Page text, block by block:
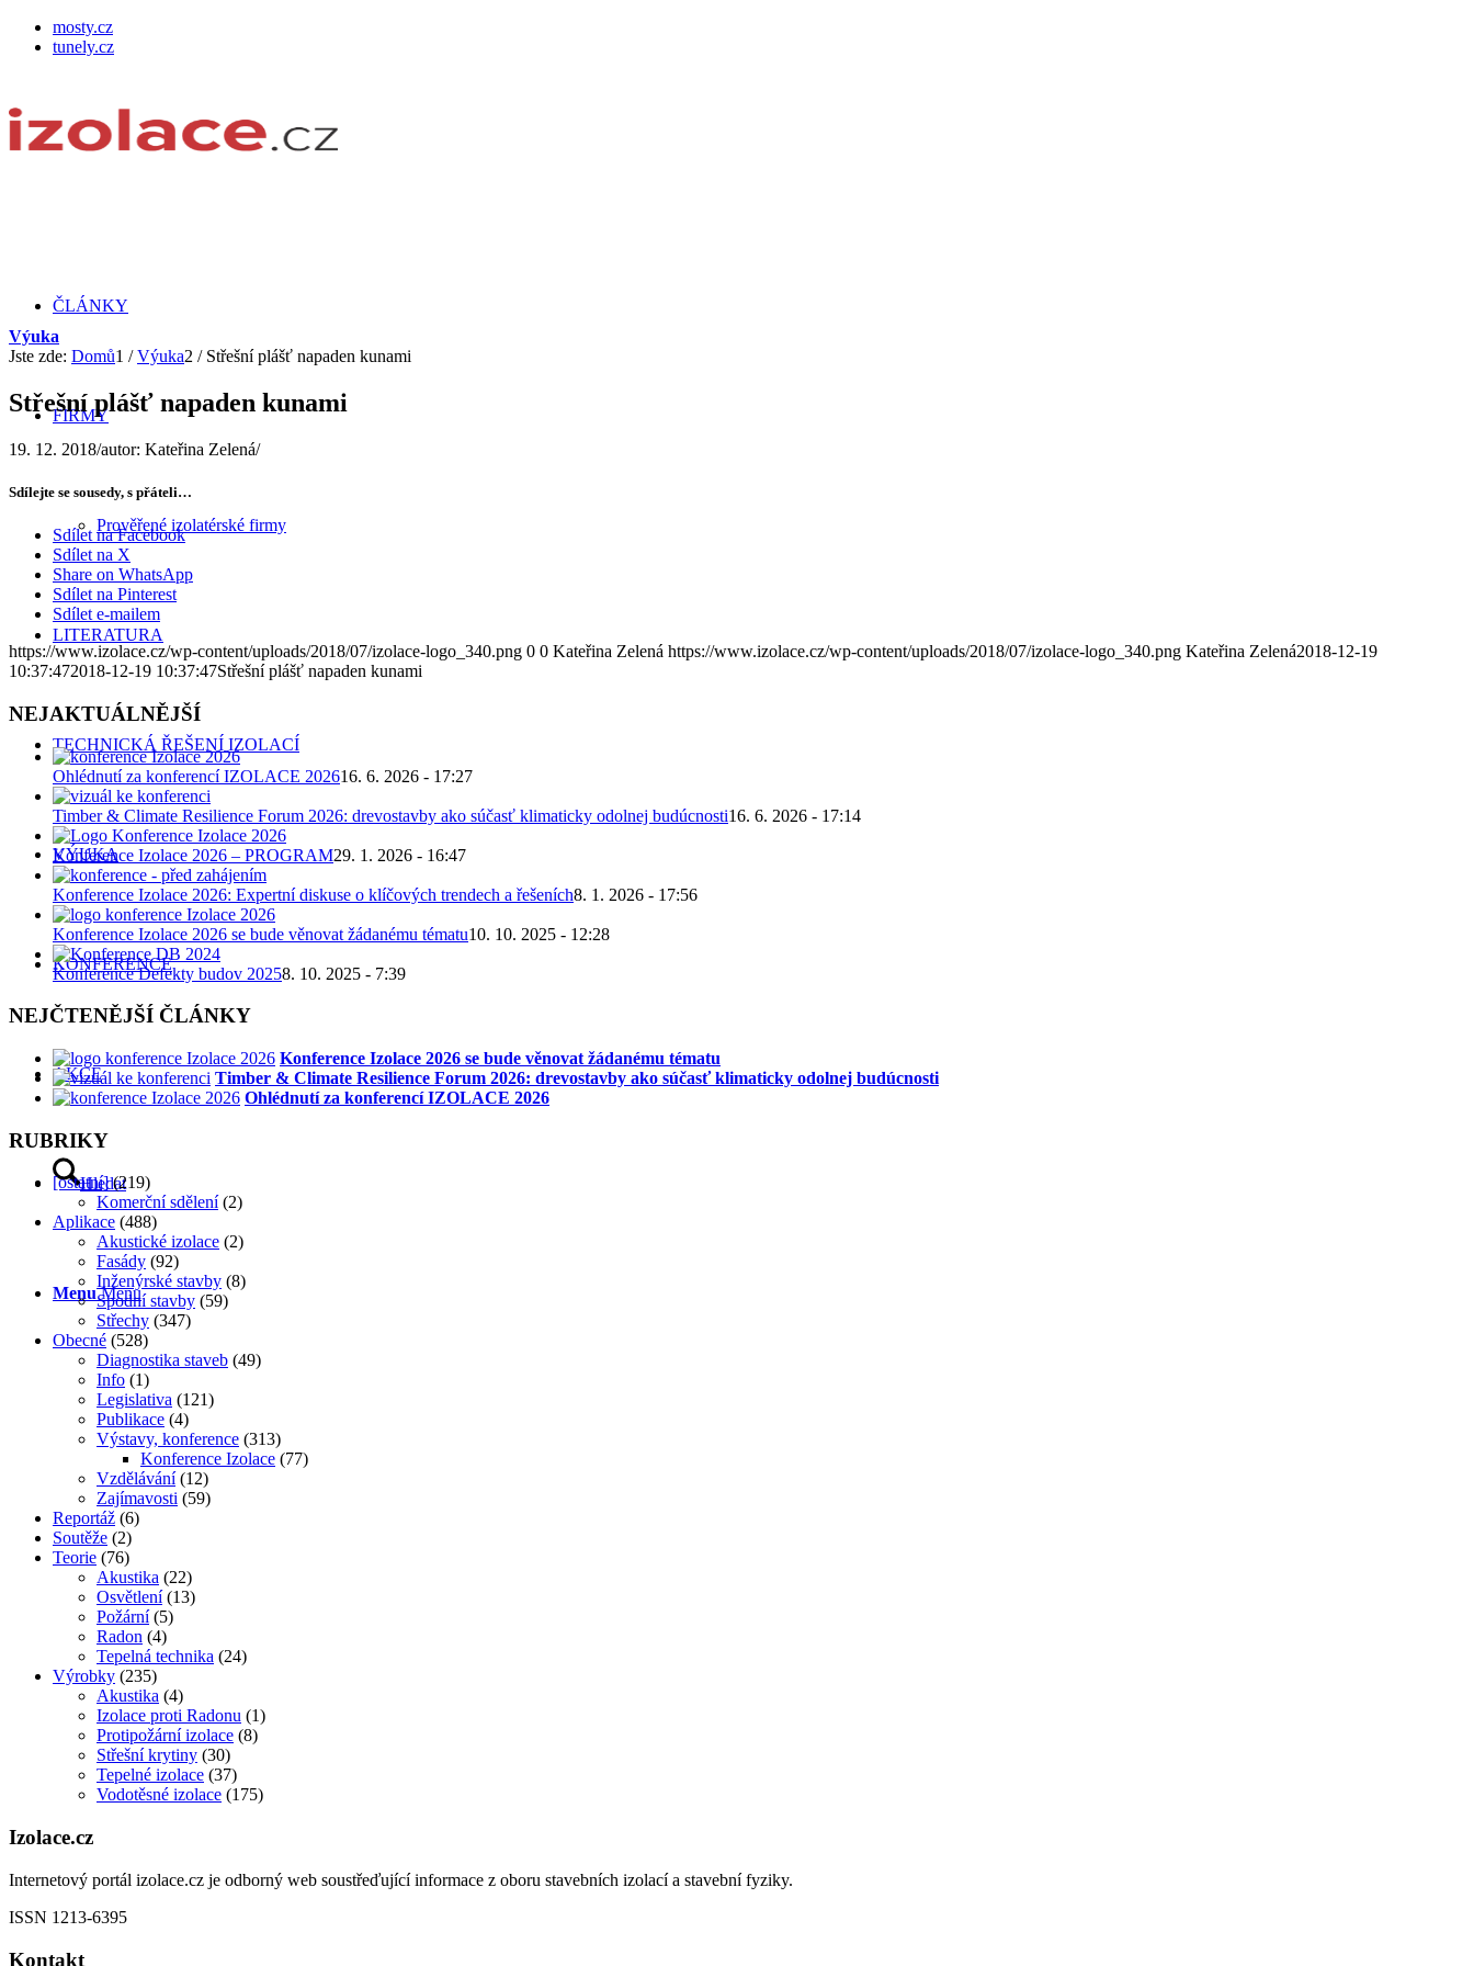
mosty.cz
tunely.cz
ČLÁNKY
FIRMY
Prověřené izolatérské firmy
LITERATURA
TECHNICKÁ ŘEŠENÍ IZOLACÍ
VÝUKA
KONFERENCE
AKCE
Hledat
Menu Menu
Výuka
Jste zde: Domů1 / Výuka2 / Střešní plášť napaden kunami
Střešní plášť napaden kunami
19. 12. 2018/autor: Kateřina Zelená/
Sdílejte se sousedy, s přáteli…
Sdílet na Facebook
Sdílet na X
Share on WhatsApp
Sdílet na Pinterest
Sdílet e-mailem
https://www.izolace.cz/wp-content/uploads/2018/07/izolace-logo_340.png 0 0 Kateřina Zelená https://www.izolace.cz/wp-content/uploads/2018/07/izolace-logo_340.png Kateřina Zelená2018-12-19
10:37:472018-12-19 10:37:47Střešní plášť napaden kunami
NEJAKTUÁLNĚJŠÍ
Ohlédnutí za konferencí IZOLACE 202616. 6. 2026 - 17:27
Timber & Climate Resilience Forum 2026: drevostavby ako súčasť klimaticky odolnej budúcnosti16. 6. 2026 - 17:14
Konference Izolace 2026 – PROGRAM29. 1. 2026 - 16:47
Konference Izolace 2026: Expertní diskuse o klíčových trendech a řešeních8. 1. 2026 - 17:56
Konference Izolace 2026 se bude věnovat žádanému tématu10. 10. 2025 - 12:28
Konference Defekty budov 20258. 10. 2025 - 7:39
NEJČTENĚJŠÍ ČLÁNKY
Konference Izolace 2026 se bude věnovat žádanému tématu
Timber & Climate Resilience Forum 2026: drevostavby ako súčasť klimaticky odolnej budúcnosti
Ohlédnutí za konferencí IZOLACE 2026
RUBRIKY
[ostatní](219)
Komerční sdělení (2)
Aplikace (488)
Akustické izolace (2)
Fasády (92)
Inženýrské stavby (8)
Spodní stavby (59)
Střechy (347)
Obecné (528)
Diagnostika staveb (49)
Info (1)
Legislativa (121)
Publikace (4)
Výstavy, konference (313)
Konference Izolace (77)
Vzdělávání (12)
Zajímavosti (59)
Reportáž (6)
Soutěže (2)
Teorie (76)
Akustika (22)
Osvětlení (13)
Požární (5)
Radon (4)
Tepelná technika (24)
Výrobky (235)
Akustika (4)
Izolace proti Radonu (1)
Protipožární izolace (8)
Střešní krytiny (30)
Tepelné izolace (37)
Vodotěsné izolace (175)
Izolace.cz
Internetový portál izolace.cz je odborný web soustřeďující informace z oboru stavebních izolací a stavební fyziky.
ISSN 1213-6395
Kontakt